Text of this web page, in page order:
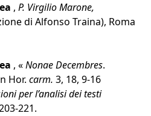
, P. Virgilio Marone,
di Alfonso Traina), Roma
, «Nonae Decembres.
Hor. carm. 3, 18, 9-16
per l’analisi dei testi
221.